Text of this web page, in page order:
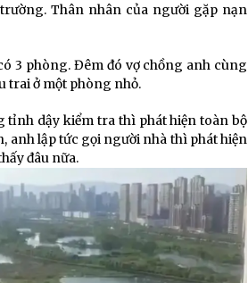
Thân nhân của người gặp nạn
3 phòng. Đêm đó vợ chồng anh cùng
trai ở một phòng nhỏ.
tỉnh dậy kiểm tra thì phát hiện toàn bộ
anh lập tức gọi người nhà thì phát hiện
đâu nữa.